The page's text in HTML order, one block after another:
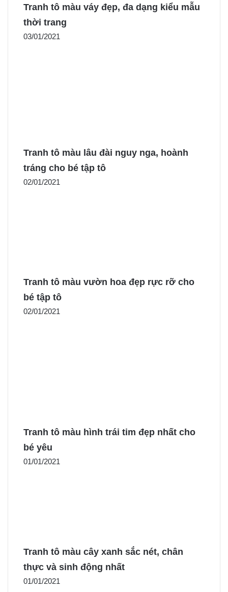
Tranh tô màu váy đẹp, đa dạng kiểu mẫu
thời trang
03/01/2021
Tranh tô màu lâu đài nguy nga, hoành
tráng cho bé tập tô
02/01/2021
Tranh tô màu vườn hoa đẹp rực rỡ cho
bé tập tô
02/01/2021
Tranh tô màu hình trái tim đẹp nhất cho
bé yêu
01/01/2021
Tranh tô màu cây xanh sắc nét, chân
thực và sinh động nhất
01/01/2021